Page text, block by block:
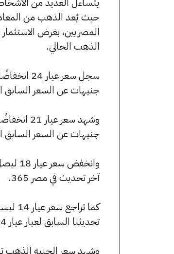
حيث يُعد الذهب من
المصريين، بغرض
الذهب الحالي.
جنيهات عن السعر السابق الذي كان 6925 جنيهًا للبيع
جنيهات عن السعر السابق الذي بلغ 6060 جنيهًا للبيع
آخر تحديث في مصر 365.
تحديثنا السابق لعيار عيار 14.